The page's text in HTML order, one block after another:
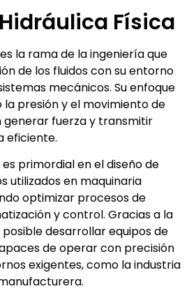
Física
la rama de la ingeniería que
de los fluidos con su entorno
mecánicos. Su enfoque
presión y el movimiento de
generar fuerza y transmitir
eficiente.
primordial en el diseño de
utilizados en maquinaria
optimizar procesos de
y control. Gracias a la
desarrollar equipos de
de operar con precisión
exigentes, como la industria